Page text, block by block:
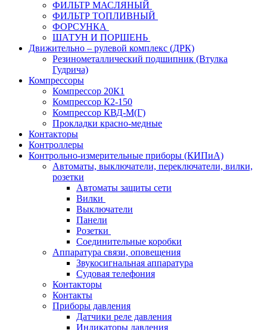
ФИЛЬТР МАСЛЯНЫЙ
ФИЛЬТР ТОПЛИВНЫЙ
ФОРСУНКА
ШАТУН И ПОРШЕНЬ
Движительно – рулевой комплекс (ДРК)
Резинометаллический подшипник (Втулка
Гудрича)
Компрессоры
Компрессор 20К1
Компрессор К2-150
Компрессор КВД-М(Г)
Прокладки красно-медные
Контакторы
Контроллеры
Контрольно-измерительные приборы (КИПиА)
Автоматы, выключатели, переключатели, вилки,
розетки
Автоматы защиты сети
Вилки
Выключатели
Панели
Розетки
Соединительные коробки
Аппаратура связи, оповещения
Звукосигнальная аппаратура
Судовая телефония
Контакторы
Контакты
Приборы давления
Датчики реле давления
Индикаторы давления